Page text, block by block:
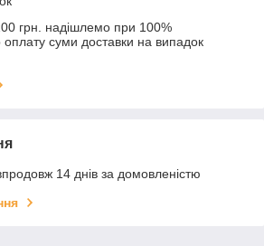
грн. надішлемо при 100%
оплату суми доставки на випадок
14 днів за домовленістю